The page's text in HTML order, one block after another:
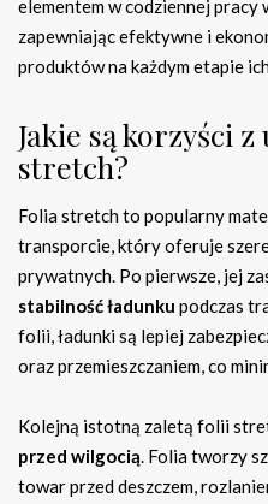
elementem w codziennej
zapewniając efektywne i
produktów na każdym etapie
Jakie są korzyści
stretch?
Folia stretch to popularny
transporcie, który oferuje
prywatnych. Po pierwsze, jej
stabilność ładunku podczas
folii, ładunki są lepiej
oraz przemieszczaniem, co
Kolejną istotną zaletą folii
przed wilgocią. Folia tworzy
towar przed deszczem,